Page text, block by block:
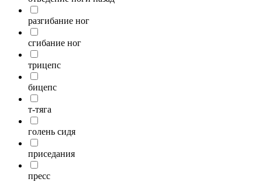
разгибание ног
сгибание ног
трицепс
бицепс
т-тяга
голень сидя
приседания
пресс